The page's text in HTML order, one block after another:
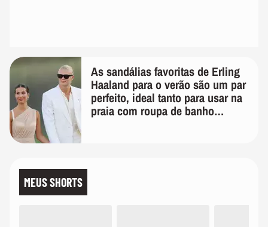
As sandálias favoritas de Erling
Haaland para o verão são um par
perfeito, ideal tanto para usar na
praia com roupa de banho
MEUS SHORTS